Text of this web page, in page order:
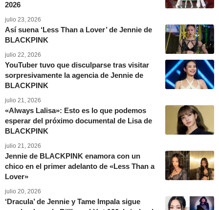
2026
julio 23, 2026
Así suena ‘Less Than a Lover’ de Jennie de
BLACKPINK
julio 22, 2026
YouTuber tuvo que disculparse tras visitar
sorpresivamente la agencia de Jennie de
BLACKPINK
julio 21, 2026
«Always Lalisa»: Esto es lo que podemos
esperar del próximo documental de Lisa de
BLACKPINK
julio 21, 2026
Jennie de BLACKPINK enamora con un
chico en el primer adelanto de «Less Than a
Lover»
julio 20, 2026
‘Dracula’ de Jennie y Tame Impala sigue